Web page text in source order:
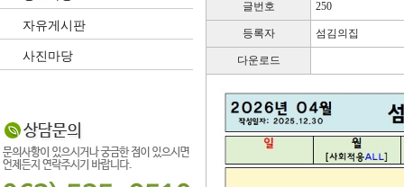
자유게시판
사진마당
글번호 250
등록자 섬김의집
다운로드